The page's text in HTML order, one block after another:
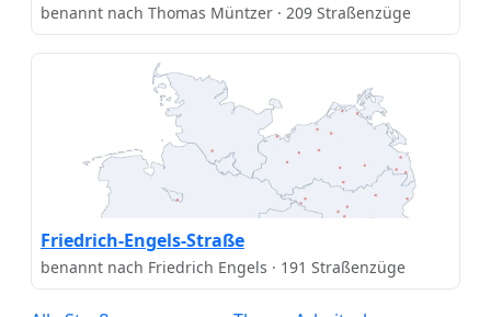
benannt nach Thomas Müntzer · 209 Straßenzüge
Friedrich-Engels-Straße
benannt nach Friedrich Engels · 191 Straßenzüge